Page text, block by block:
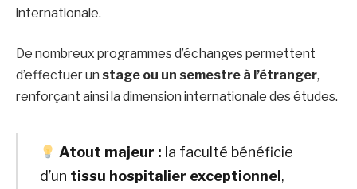
internationale.
De nombreux programmes d’échanges permettent
d’effectuer un stage ou un semestre à l’étranger,
renforçant ainsi la dimension internationale des études.
Atout majeur : la faculté bénéficie
d’un tissu hospitalier exceptionnel ,